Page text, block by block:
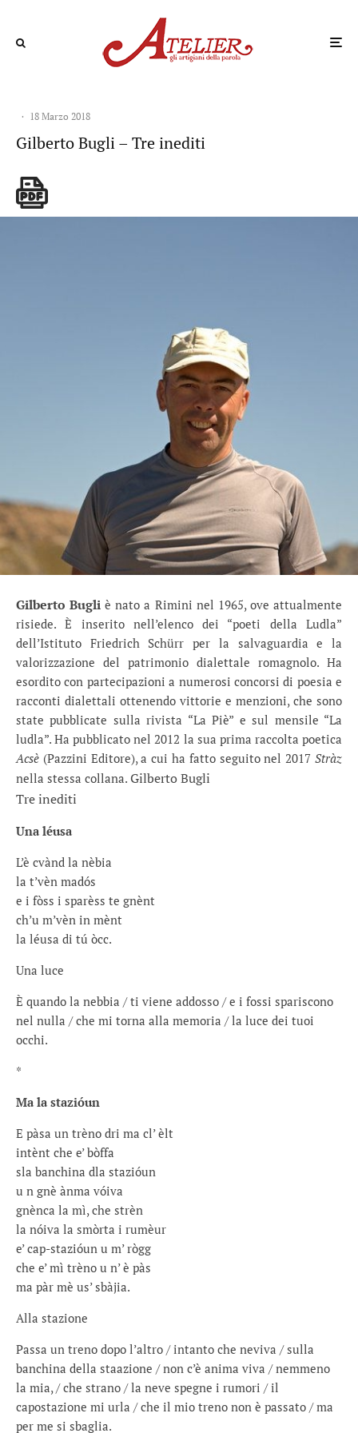
· 18 Marzo 2018
Gilberto Bugli – Tre inediti
Gilberto Bugli è nato a Rimini nel 1965, ove attualmente
risiede. È inserito nell’elenco dei “poeti della Ludla”
dell’Istituto Friedrich Schürr per la salvaguardia e la
valorizzazione del patrimonio dialettale romagnolo. Ha
esordito con partecipazioni a numerosi concorsi di poesia e
racconti dialettali ottenendo vittorie e menzioni, che sono
state pubblicate sulla rivista “La Piè” e sul mensile “La
ludla”. Ha pubblicato nel 2012 la sua prima raccolta poetica
Acsè (Pazzini Editore), a cui ha fatto seguito nel 2017 Stràz
nella stessa collana. Gilberto Bugli
Tre inediti
Una léusa
L’è cvànd la nèbia
la t’vèn madós
e i fòss i sparèss te gnènt
ch’u m’vèn in mènt
la léusa di tú òcc.
Una luce
È quando la nebbia / ti viene addosso / e i fossi spariscono
nel nulla / che mi torna alla memoria / la luce dei tuoi
occhi.
*
Ma la stazióun
E pàsa un trèno dri ma cl’ èlt
intènt che e’ bòffa
sla banchina dla stazióun
u n gnè ànma vóiva
gnènca la mì, che strèn
la nóiva la smòrta i rumèur
e’ cap-stazióun u m’ rògg
che e’ mì trèno u n’ è pàs
ma pàr mè us’ sbàjia.
Alla stazione
Passa un treno dopo l’altro / intanto che neviva / sulla
banchina della staazione / non c’è anima viva / nemmeno
la mia, / che strano / la neve spegne i rumori / il
capostazione mi urla / che il mio treno non è passato / ma
per me si sbaglia.